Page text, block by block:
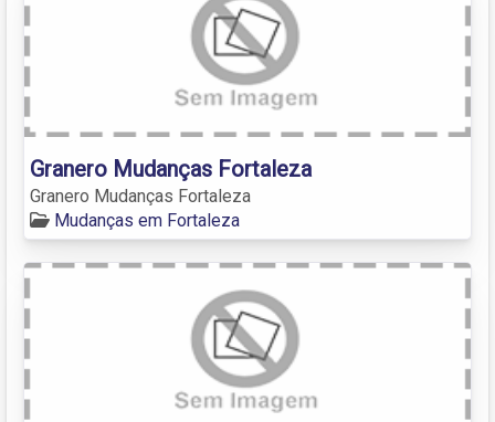
Granero Mudanças Fortaleza
Granero Mudanças Fortaleza
Mudanças em Fortaleza